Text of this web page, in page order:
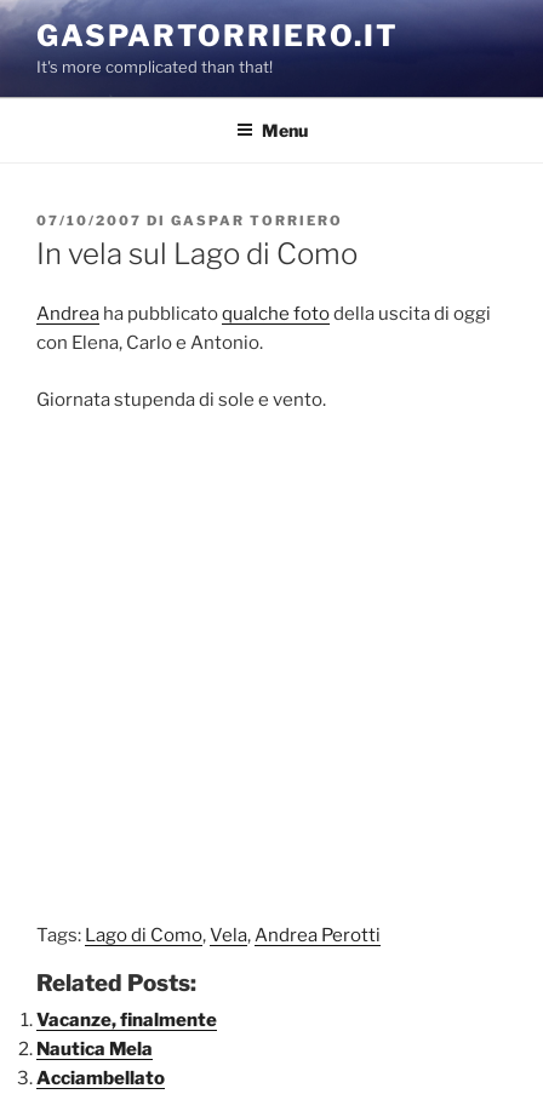
Salta
al
contenuto
GASPARTORRIERO.IT
It's more complicated than that!
Menu
PUBBLICATO
IL
07/10/2007 DI GASPAR TORRIERO
In vela sul Lago di Como
Andrea ha pubblicatoqualche fotodella uscita di oggi
con Elena, Carlo e Antonio.
Giornata stupenda di sole e vento.
Tags: Lago di Como,Vela,Andrea Perotti
Related Posts:
Vacanze, finalmente
Nautica Mela
Acciambellato